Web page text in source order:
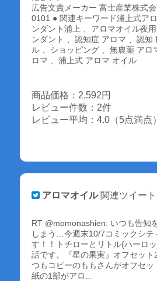
広告文責メーカー 富士産業株式
0101 ● 関連キーワード浦上式ア
ンダント浦上 、アロマオイル夜
ンダント 、認知症 アロマ 、認知
ル 、ショッピング 、無農薬 アロ
ロマ 、浦上式 アロマ オイル
商品価格：2,592円
レビュー件数：2件
レビュー平均：4.0（5点満点）
アロマオイル関連ツイート
RT @momonashien: いつも告知
しまう…今週末10/7コミックシテ
す！！トチローとリトル(ハーロ
話です。『星の果実』オフセッ
つもコピーのももさんがオフセッ
紙の1部がアロ…